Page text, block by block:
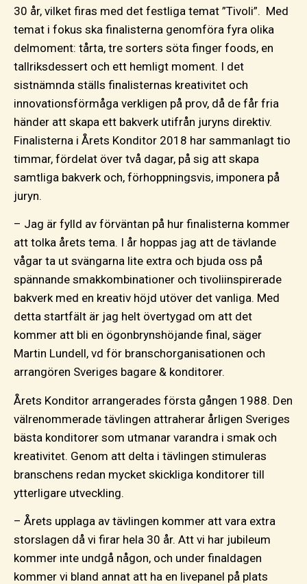
30 år, vilket firas med det festliga temat ”Tivoli”. Med
temat i fokus ska finalisterna genomföra fyra olika
delmoment: tårta, tre sorters söta finger foods, en
tallriksdessert och ett hemligt moment. I det
sistnämnda ställs finalisternas kreativitet och
innovationsförmåga verkligen på prov, då de får fria
händer att skapa ett bakverk utifrån juryns direktiv.
Finalisterna i Årets Konditor 2018 har sammanlagt tio
timmar, fördelat över två dagar, på sig att skapa
samtliga bakverk och, förhoppningsvis, imponera på
juryn.
– Jag är fylld av förväntan på hur finalisterna kommer
att tolka årets tema. I år hoppas jag att de tävlande
vågar ta ut svängarna lite extra och bjuda oss på
spännande smakkombinationer och tivoliinspirerade
bakverk med en kreativ höjd utöver det vanliga. Med
detta startfält är jag helt övertygad om att det
kommer att bli en ögonbrynshöjande final, säger
Martin Lundell, vd för branschorganisationen och
arrangören Sveriges bagare & konditorer.
Årets Konditor arrangerades första gången 1988. Den
välrenommerade tävlingen attraherar årligen Sveriges
bästa konditorer som utmanar varandra i smak och
kreativitet. Genom att delta i tävlingen stimuleras
branschens redan mycket skickliga konditorer till
ytterligare utveckling.
– Årets upplaga av tävlingen kommer att vara extra
storslagen då vi firar hela 30 år. Att vi har jubileum
kommer inte undgå någon, och under finaldagen
kommer vi bland annat att ha en livepanel på plats